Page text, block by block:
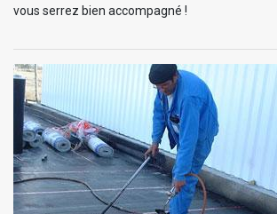
vous serrez bien accompagné !